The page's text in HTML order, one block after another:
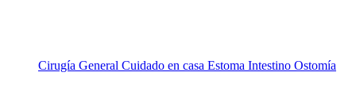
Cirugía General Cuidado en casa Estoma Intestino Ostomía